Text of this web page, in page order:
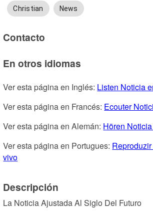
Christian News
Contacto
En otros idiomas
Ver esta página en Inglés: Listen Noticia
Ver esta página en Francés: Ecouter
Ver esta página en Alemán: Hören
Ver esta página en Portugues:
vivo
Descripción
La Noticia Ajustada Al Siglo Del Futuro